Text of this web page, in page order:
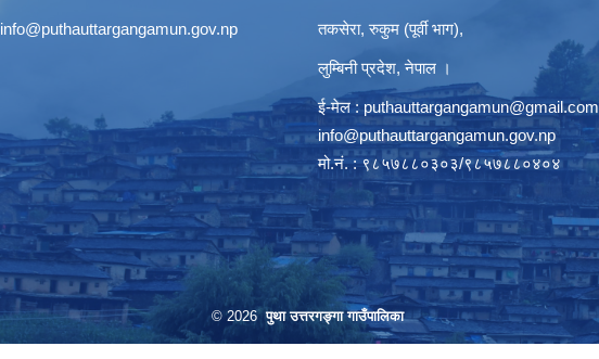
info@puthauttargangamun.gov.np तकसेरा, रुकुम (पूर्वी भाग),
लुम्बिनी प्रदेश, नेपाल ।
ई-मेल : puthauttargangamun@gmail.com
info@puthauttargangamun.gov.np
मो.नं. : ९८५७८८०३०३/९८५७८८०४०४
© 2026पुथा उत्तरगङ्गा गाउँपालिका